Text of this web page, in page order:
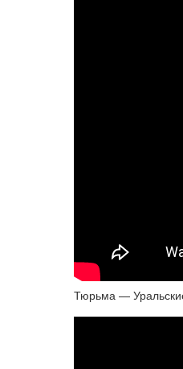
Тюрьма —